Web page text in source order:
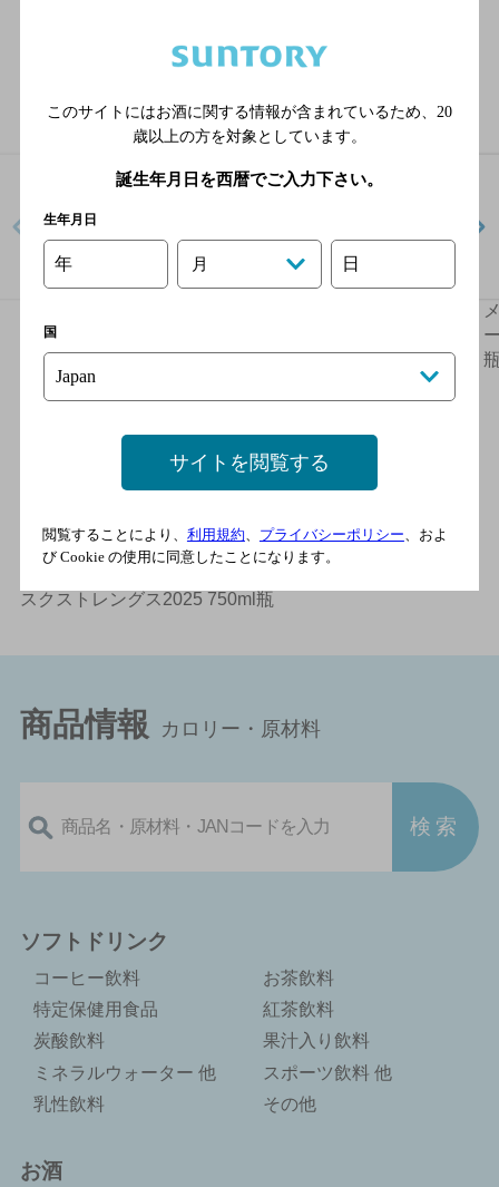
700ml瓶
商品情報（カロリー・原材料）トップ ＞ ウイスキー
アメリカ ＞ メーカーズマーク ＞ メーカーズマーク カ
スクストレングス2025 750ml瓶
商品情報 カロリー・原材料
ソフトドリンク
コーヒー飲料
お茶飲料
特定保健用食品
紅茶飲料
炭酸飲料
果汁入り飲料
ミネラルウォーター 他
スポーツ飲料 他
乳性飲料
その他
お酒
このサイトにはお酒に関する情報が含まれているため、 20
歳以上の方を対象としています。
誕生年月日を西暦でご入力下さい。
生年月日
年 月 日
国
サイトを閲覧する
閲覧することにより、 利用規約 プライバシーポリシー 、およ
び Cookie の使用に同意したことになります。